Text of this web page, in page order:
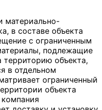
материально-
в составе объекта
с ограниченным
подлежащие
территорию объекта,
в отдельном
ограниченный
объекта